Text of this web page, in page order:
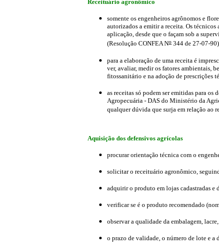
Receituário agronômico
somente os engenheiros agrônomos e
autorizados a emitir a receita. Os
aplicação, desde que o façam sob a
(Resolução CONFEA No 344 de 27-07-
para a elaboração de uma receita é
ver, avaliar, medir os fatores ambientais,
fitossanitário e na adoção de prescrições
as receitas só podem ser emitidas para os
Agropecuária - DAS do Ministério da
qualquer dúvida que surja em relação ao
Aquisição dos defensivos agrícolas
procurar orientação técnica com o
solicitar o receituário agronômico,
adquirir o produto em lojas cadastradas e
verificar se é o produto recomendado
observar a qualidade da embalagem,
o prazo de validade, o número de lote e a